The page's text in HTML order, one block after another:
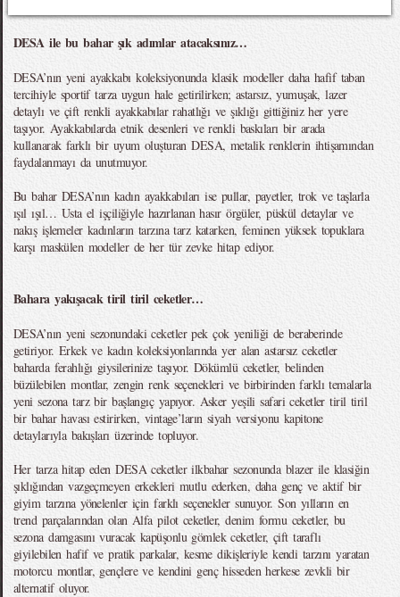
DESA ile bu bahar şık adımlar atacaksınız…
DESA’nın yeni ayakkabı koleksiyonunda klasik modeller daha hafif taban
tercihiyle sportif tarza uygun hale getirilirken; astarsız, yumuşak, lazer
detaylı ve çift renkli ayakkabılar rahatlığı ve şıklığı gittiğiniz her yere
taşıyor. Ayakkabılarda etnik desenleri ve renkli baskıları bir arada
kullanarak farklı bir uyum oluşturan DESA, metalik renklerin ihtişamından
faydalanmayı da unutmuyor.
Bu bahar DESA’nın kadın ayakkabıları ise pullar, payetler, trok ve taşlarla
ışıl ışıl… Usta el işçiliğiyle hazırlanan hasır örgüler, püskül detaylar ve
nakış işlemeler kadınların tarzına tarz katarken, feminen yüksek topuklara
karşı maskülen modeller de her tür zevke hitap ediyor.
Bahara yakışacak tiril tiril ceketler…
DESA’nın yeni sezonundaki ceketler pek çok yeniliği de beraberinde
getiriyor. Erkek ve kadın koleksiyonlarında yer alan astarsız ceketler
baharda ferahlığı giysilerinize taşıyor. Dökümlü ceketler, belinden
büzülebilen montlar, zengin renk seçenekleri ve birbirinden farklı temalarla
yeni sezona tarz bir başlangıç yapıyor. Asker yeşili safari ceketler tiril tiril
bir bahar havası estirirken, vintage’ların siyah versiyonu kapitone
detaylarıyla bakışları üzerinde topluyor.
Her tarza hitap eden DESA ceketler ilkbahar sezonunda blazer ile klasiğin
şıklığından vazgeçmeyen erkekleri mutlu ederken, daha genç ve aktif bir
giyim tarzına yönelenler için farklı seçenekler sunuyor. Son yılların en
trend parçalarından olan Alfa pilot ceketler, denim formu ceketler, bu
sezona damgasını vuracak kapüşonlu gömlek ceketler, çift taraflı
giyilebilen hafif ve pratik parkalar, kesme dikişleriyle kendi tarzını yaratan
motorcu montlar, gençlere ve kendini genç hisseden herkese zevkli bir
alternatif oluyor.